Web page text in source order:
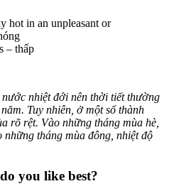
hot in an unpleasant or
– thấp
nhiệt đới nên thời tiết thường
Tuy nhiên, ở một số thành
rõ rệt. Vào những tháng mùa hè,
tháng mùa đông, nhiệt độ
you like best?